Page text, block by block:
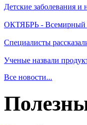
Детские заболевания
ОКТЯБРЬ - Всемирный
Специалисты
Ученые назвали
Все новости...